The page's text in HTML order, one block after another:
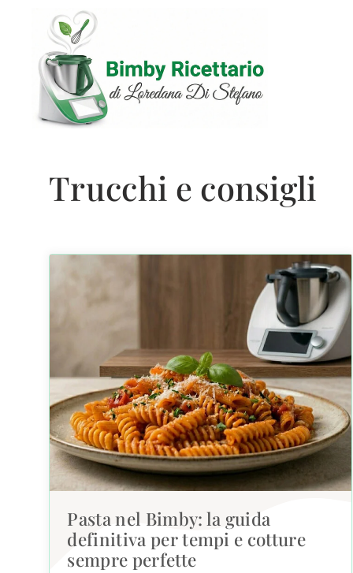
contenuto
Trucchi e consigli
Pasta nel Bimby: la guida
definitiva per tempi e cotture
sempre perfette